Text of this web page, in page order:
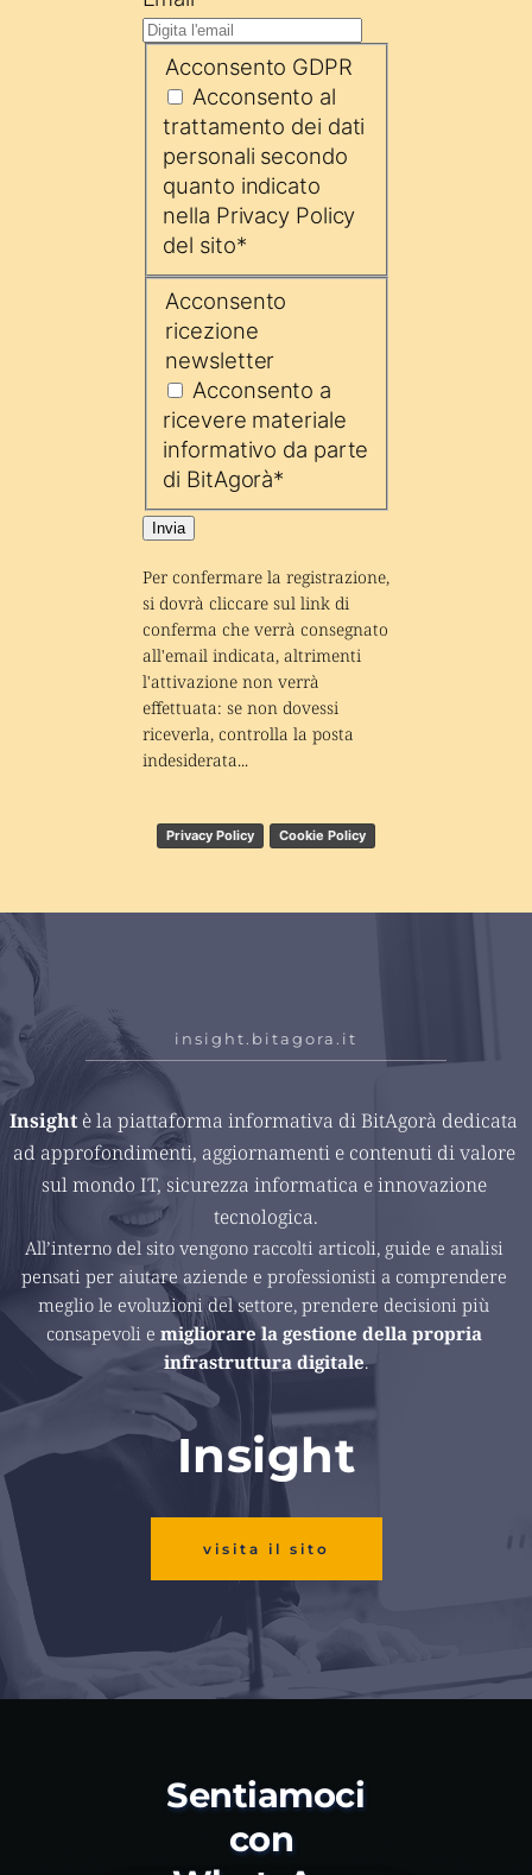
Acconsento GDPR
Acconsento al
trattamento dei dati
personali secondo
quanto indicato
nella Privacy Policy
del sito*
Acconsento
ricezione
newsletter
Acconsento a
ricevere materiale
informativo da parte
di BitAgorà*
Invia
Per confermare la registrazione,
si dovrà cliccare sul link di
conferma che verrà consegnato
all'email indicata, altrimenti
l'attivazione non verrà
effettuata: se non dovessi
riceverla, controlla la posta
indesiderata...
Privacy Policy Cookie Policy
insight.bitagora.it
Insight è la piattaforma informativa di BitAgorà dedicata
ad approfondimenti, aggiornamenti e contenuti di valore
sul mondo IT, sicurezza informatica e innovazione
tecnologica.
All’interno del sito vengono raccolti articoli, guide e analisi
pensati per aiutare aziende e professionisti a comprendere
meglio le evoluzioni del settore, prendere decisioni più
consapevoli e migliorare la gestione della propria
infrastruttura digitale.
Insight
visita il sito
Sentiamoci
con